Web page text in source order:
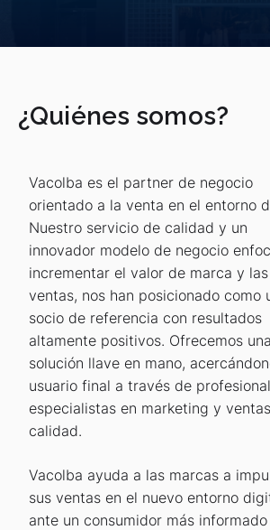
¿Quiénes somos?
Vacolba es el partner de negocio
orientado a la venta en el entorno
Nuestro servicio de calidad y un
innovador modelo de negocio
incrementar el valor de marca y las
ventas, nos han posicionado como
socio de referencia con resultados
altamente positivos. Ofrecemos una
solución llave en mano,
usuario final a través de
especialistas en marketing y
calidad.
Vacolba ayuda a las marcas a
sus ventas en el nuevo entorno
ante un consumidor más